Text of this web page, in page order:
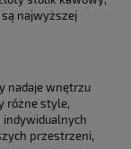
najwyższej
nadaje wnętrzu
różne style,
indywidualnych
przestrzeni,